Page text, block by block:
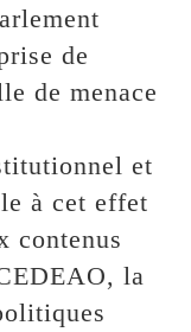
de
de menace
et
à cet effet
contenus
la